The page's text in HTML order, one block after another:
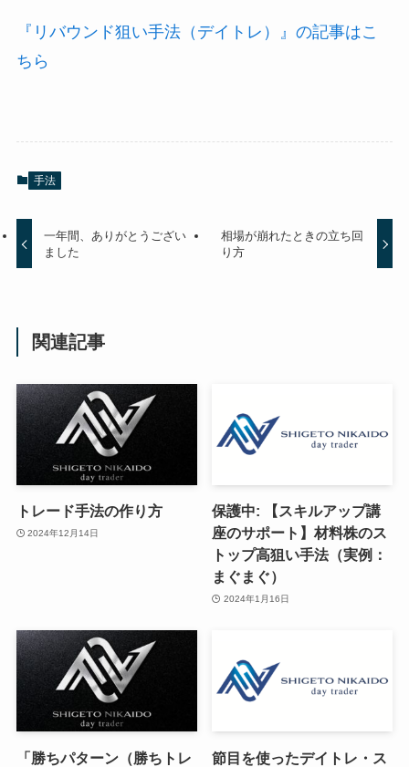
『リバウンド狙い手法（デイトレ）』の記事はこ
ちら
手法
一年間、ありがとうござい
ました
相場が崩れたときの立ち回
り方
関連記事
トレード手法の作り方
2024年12月14日
保護中: 【スキルアップ講
座のサポート】材料株のス
トップ高狙い手法（実例：
まぐまぐ）
2024年1月16日
「勝ちパターン（勝ちトレ
節目を使ったデイトレ・ス